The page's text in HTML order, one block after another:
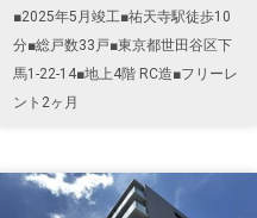
■2025年5月竣工■祐天寺駅徒歩10
分■総戸数33戸■東京都世田谷区下
馬1-22-14■地上4階 RC造■フリーレ
ント2ヶ月